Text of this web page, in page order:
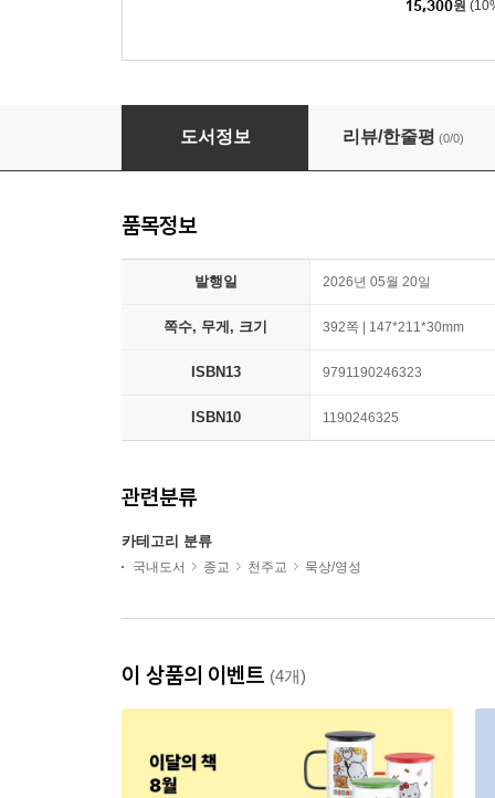
15,300원
일어나 가자!
도서정보 리뷰/한줄평 (0/0)
품목정보
발행일 2026년 05월 20일
쪽수, 무게, 크기 392쪽 | 147*211*30mm
ISBN13 9791190246323
ISBN10 1190246325
관련분류
카테고리 분류
국내도서 종교 천주교 묵상/영성
이 상품의 이벤트 (4개)